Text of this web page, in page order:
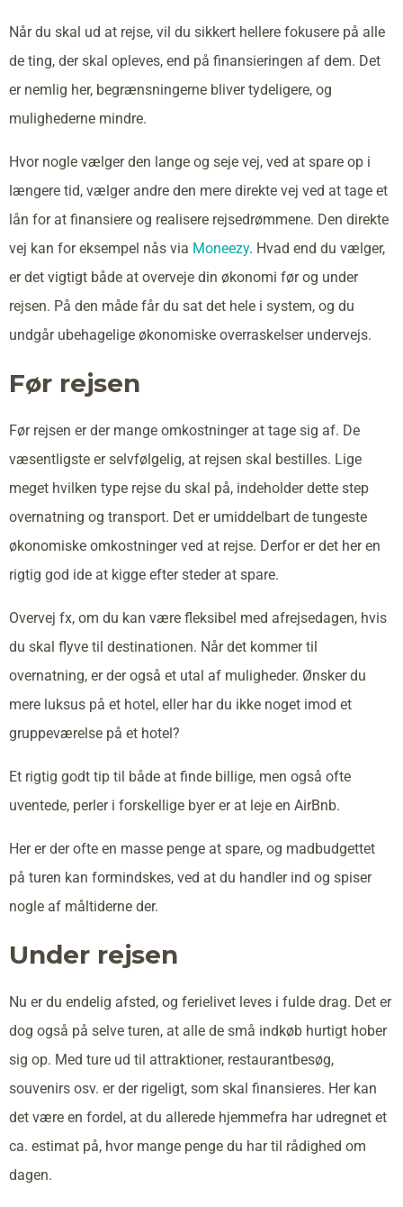
Når du skal ud at rejse, vil du sikkert hellere fokusere på alle
de ting, der skal opleves, end på finansieringen af dem. Det
er nemlig her, begrænsningerne bliver tydeligere, og
mulighederne mindre.
Hvor nogle vælger den lange og seje vej, ved at spare op i
længere tid, vælger andre den mere direkte vej ved at tage et
lån for at finansiere og realisere rejsedrømmene. Den direkte
vej kan for eksempel nås via Moneezy. Hvad end du vælger,
er det vigtigt både at overveje din økonomi før og under
rejsen. På den måde får du sat det hele i system, og du
undgår ubehagelige økonomiske overraskelser undervejs.
Før rejsen
Før rejsen er der mange omkostninger at tage sig af. De
væsentligste er selvfølgelig, at rejsen skal bestilles. Lige
meget hvilken type rejse du skal på, indeholder dette step
overnatning og transport. Det er umiddelbart de tungeste
økonomiske omkostninger ved at rejse. Derfor er det her en
rigtig god ide at kigge efter steder at spare.
Overvej fx, om du kan være fleksibel med afrejsedagen, hvis
du skal flyve til destinationen. Når det kommer til
overnatning, er der også et utal af muligheder. Ønsker du
mere luksus på et hotel, eller har du ikke noget imod et
gruppeværelse på et hotel?
Et rigtig godt tip til både at finde billige, men også ofte
uventede, perler i forskellige byer er at leje en AirBnb.
Her er der ofte en masse penge at spare, og madbudgettet
på turen kan formindskes, ved at du handler ind og spiser
nogle af måltiderne der.
Under rejsen
Nu er du endelig afsted, og ferielivet leves i fulde drag. Det er
dog også på selve turen, at alle de små indkøb hurtigt hober
sig op. Med ture ud til attraktioner, restaurantbesøg,
souvenirs osv. er der rigeligt, som skal finansieres. Her kan
det være en fordel, at du allerede hjemmefra har udregnet et
ca. estimat på, hvor mange penge du har til rådighed om
dagen.